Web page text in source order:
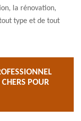
la rénovation,
type et de tout
POUR